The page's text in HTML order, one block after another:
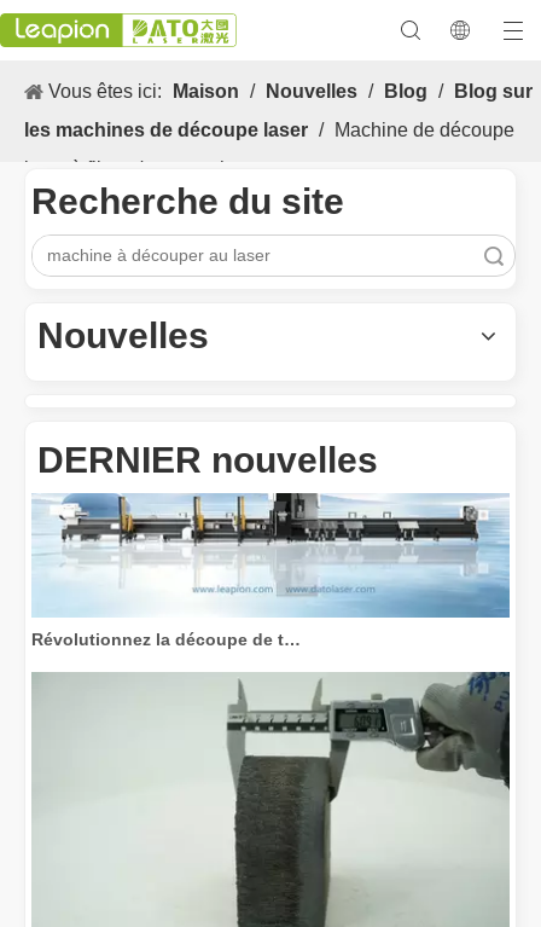
Vous êtes ici: Maison / Nouvelles / Blog /
Blog sur
les machines de découpe laser / Machine de découpe
laser à fibre n'est pas cher
Recherche du site
Nouvelles
DERNIER nouvelles
Les Application et les caractéristiques exceptionnelles des machines de marquage laser